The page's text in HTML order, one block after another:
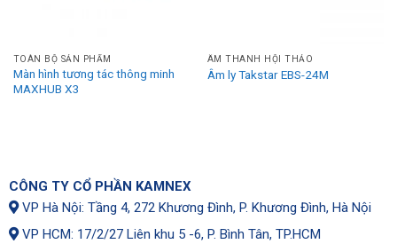
TOÀN BỘ SẢN PHẨM
Màn hình tương tác thông minh
MAXHUB X3
ÂM THANH HỘI THẢO
Âm ly Takstar EBS-24M
CÔNG TY CỔ PHẦN KAMNEX
VP Hà Nội: Tầng 4, 272 Khương Đình, P. Khương Đình, Hà Nội
VP HCM: 17/2/27 Liên khu 5 -6, P. Bình Tân, TP.HCM